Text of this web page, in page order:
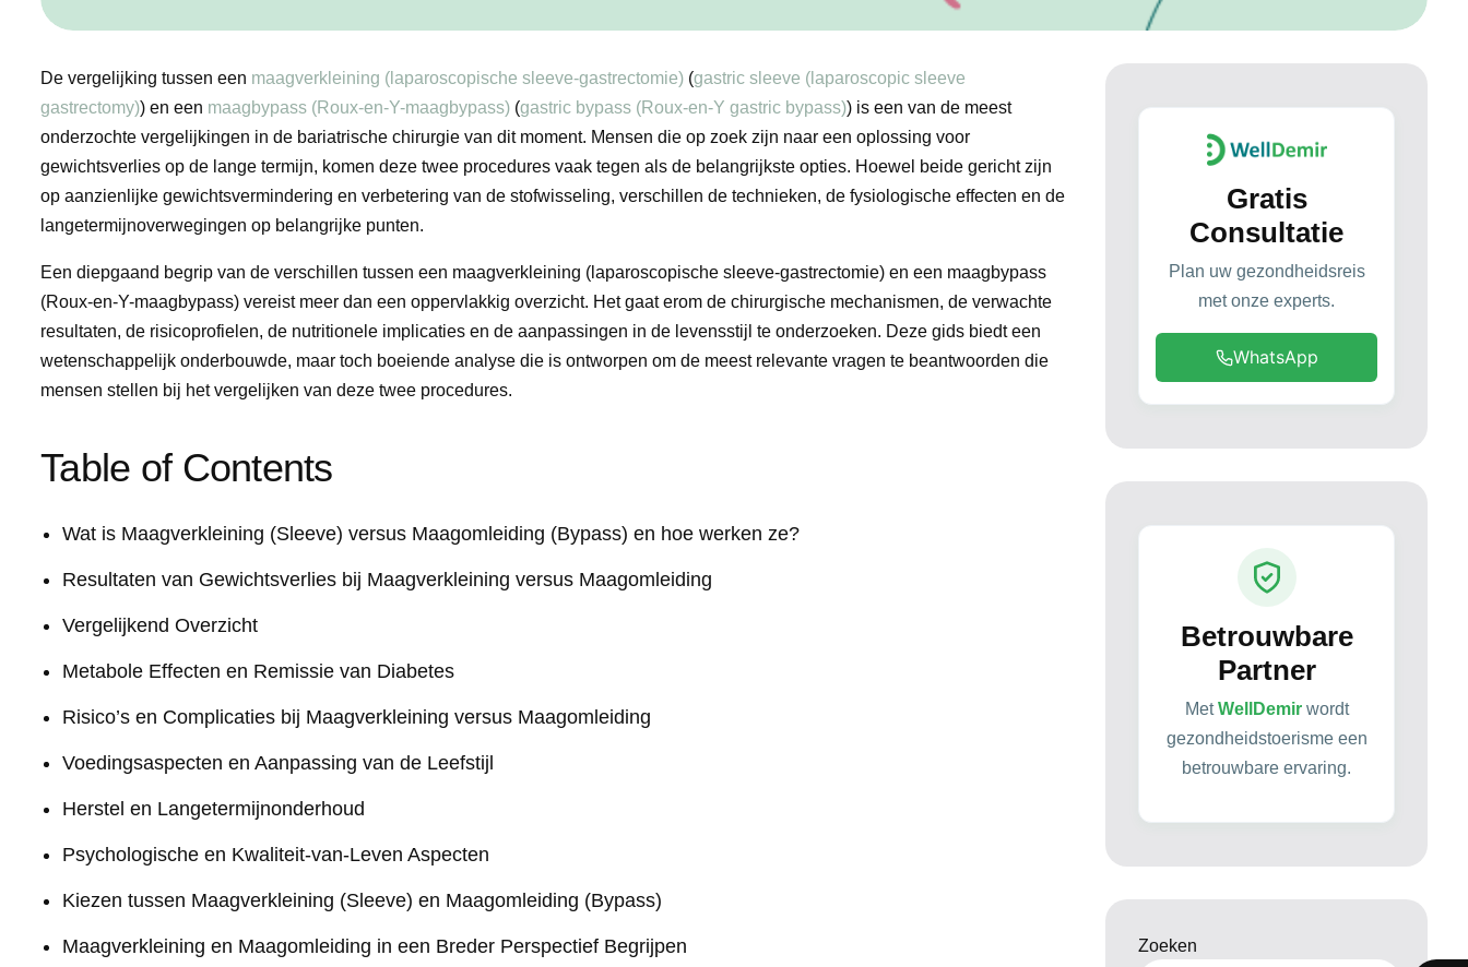
De vergelijking tussen een maagverkleining (laparoscopische sleeve-gastrectomie) (gastric sleeve (laparoscopic sleeve
gastrectomy)) en een maagbypass (Roux-en-Y-maagbypass) (gastric bypass (Roux-en-Y gastric bypass)) is een van de meest
onderzochte vergelijkingen in de bariatrische chirurgie van dit moment. Mensen die op zoek zijn naar een oplossing voor
gewichtsverlies op de lange termijn, komen deze twee procedures vaak tegen als de belangrijkste opties. Hoewel beide gericht zijn
op aanzienlijke gewichtsvermindering en verbetering van de stofwisseling, verschillen de technieken, de fysiologische effecten en de
langetermijnoverwegingen op belangrijke punten.
Een diepgaand begrip van de verschillen tussen een maagverkleining (laparoscopische sleeve-gastrectomie) en een maagbypass
(Roux-en-Y-maagbypass) vereist meer dan een oppervlakkig overzicht. Het gaat erom de chirurgische mechanismen, de verwachte
resultaten, de risicoprofielen, de nutritionele implicaties en de aanpassingen in de levensstijl te onderzoeken. Deze gids biedt een
wetenschappelijk onderbouwde, maar toch boeiende analyse die is ontworpen om de meest relevante vragen te beantwoorden die
mensen stellen bij het vergelijken van deze twee procedures.
Table of Contents
Wat is Maagverkleining (Sleeve) versus Maagomleiding (Bypass) en hoe werken ze?
Resultaten van Gewichtsverlies bij Maagverkleining versus Maagomleiding
Vergelijkend Overzicht
Metabole Effecten en Remissie van Diabetes
Risico’s en Complicaties bij Maagverkleining versus Maagomleiding
Voedingsaspecten en Aanpassing van de Leefstijl
Herstel en Langetermijnonderhoud
Psychologische en Kwaliteit-van-Leven Aspecten
Kiezen tussen Maagverkleining (Sleeve) en Maagomleiding (Bypass)
Maagverkleining en Maagomleiding in een Breder Perspectief Begrijpen
Gratis
Consultatie
Plan uw gezondheidsreis
met onze experts.
WhatsApp
Betrouwbare
Partner
MetWellDemirwordt
gezondheidstoerisme een
betrouwbare ervaring.
Zoeken